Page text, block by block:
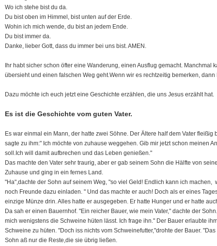
Wo ich stehe bist du da.
Du bist oben im Himmel, bist unten auf der Erde.
Wohin ich mich wende, du bist an jedem Ende.
Du bist immer da.
Danke, lieber Gott, dass du immer bei uns bist. AMEN.
Ihr habt sicher schon öfter eine Wanderung, einen Ausflug gemacht.
übersieht und einen falschen Weg geht.Wenn wir es rechtzeitig bemerken,
Dazu möchte ich euch jetzt eine Geschichte erzählen, die uns Jesus erzählt hat.
Es ist die Geschichte vom guten Vater.
Es war einmal ein Mann, der hatte zwei Söhne. Der Ältere half dem Vater
sagte zu ihm:" Ich möchte von zuhause weggehen. Gib mir jetzt schon meinen
soll.Ich will damit aufbrechen und das Leben genießen."
Das machte den Vater sehr traurig, aber er gab seinem Sohn die Hälfte von
Zuhause und ging in ein fernes Land.
"Ha",dachte der Sohn auf seinem Weg, "so viel Geld! Endlich kann ich
noch Freunde dazu einladen. " Und das machte er auch! Doch als er eines
einzige Münze drin. Alles hatte er ausgegeben. Er hatte Hunger und er hatte
Da sah er einen Bauernhof. "Ein reicher Bauer, wie mein Vater," dachte der
mich wenigstens die Schweine hüten lässt. Ich frage ihn." Der Bauer erlaubte
Schweine zu hüten. "Doch iss nichts vom Schweinefutter,"drohte der Bauer.
Sohn aß nur die Reste,die sie übrig ließen.